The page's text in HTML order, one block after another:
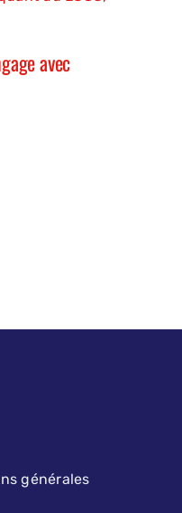
avec
générales